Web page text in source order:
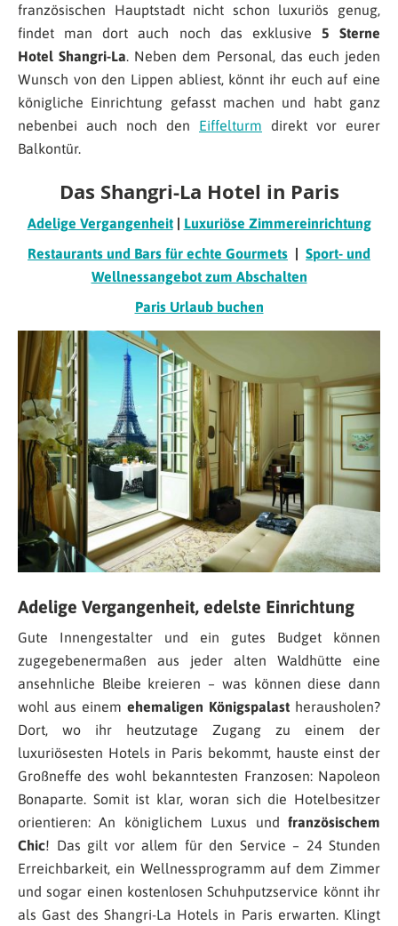
französischen Hauptstadt nicht schon luxuriös genug,
findet man dort auch noch das exklusive 5 Sterne
Hotel Shangri-La. Neben dem Personal, das euch jeden
Wunsch von den Lippen abliest, könnt ihr euch auf eine
königliche Einrichtung gefasst machen und habt ganz
nebenbei auch noch den Eiffelturm direkt vor eurer
Balkontür.
Das Shangri-La Hotel in Paris
Adelige Vergangenheit| Luxuriöse Zimmereinrichtung
Restaurants und Bars für echte Gourmets | Sport- und
Wellnessangebot zum Abschalten
Paris Urlaub buchen
Adelige Vergangenheit, edelste Einrichtung
Gute Innengestalter und ein gutes Budget können
zugegebenermaßen aus jeder alten Waldhütte eine
ansehnliche Bleibe kreieren – was können diese dann
wohl aus einem ehemaligen Königspalast herausholen?
Dort, wo ihr heutzutage Zugang zu einem der
luxuriösesten Hotels in Paris bekommt, hauste einst der
Großneffe des wohl bekanntesten Franzosen: Napoleon
Bonaparte. Somit ist klar, woran sich die Hotelbesitzer
orientieren: An königlichem Luxus und französischem
Chic! Das gilt vor allem für den Service – 24 Stunden
Erreichbarkeit, ein Wellnessprogramm auf dem Zimmer
und sogar einen kostenlosen Schuhputzservice könnt ihr
als Gast des Shangri-La Hotels in Paris erwarten. Klingt